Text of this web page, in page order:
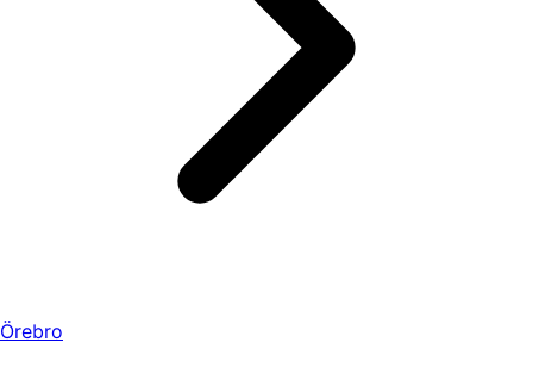
Örebro